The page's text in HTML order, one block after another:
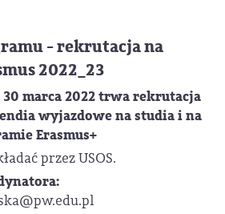
- rekrutacja na
2022_23
30 marca 2022 trwa rekrutacja
wyjazdowe na studia i na
Erasmus+
przez USOS.